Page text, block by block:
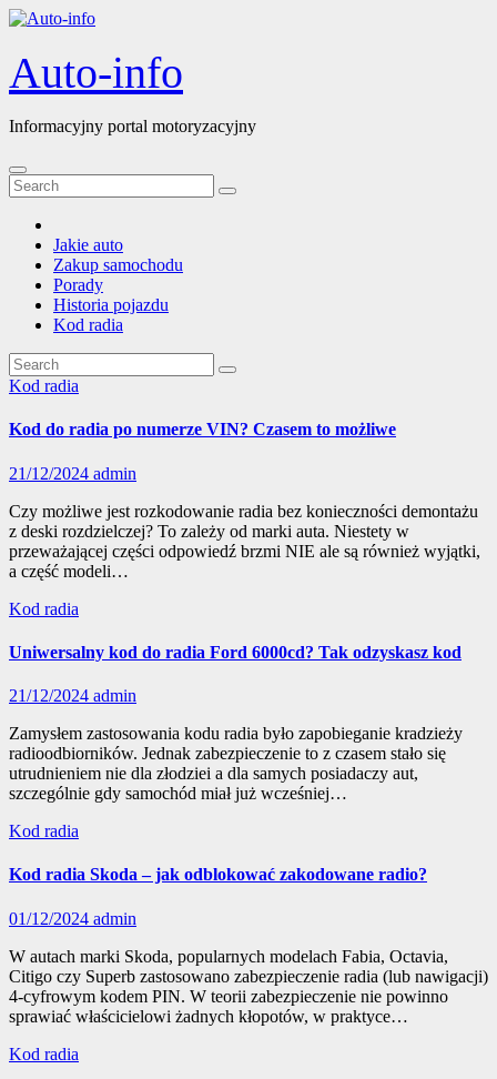
Skip
content
Auto-info
Informacyjny portal motoryzacyjny
Jakie auto
Zakup samochodu
Porady
Historia pojazdu
Kod radia
Kod radia
Kod do radia po numerze VIN? Czasem to możliwe
21/12/2024 admin
Czy możliwe jest rozkodowanie radia bez konieczności demontażu
z deski rozdzielczej? To zależy od marki auta. Niestety w
przeważającej części odpowiedź brzmi NIE ale są również wyjątki,
a część modeli…
Kod radia
Uniwersalny kod do radia Ford 6000cd? Tak odzyskasz kod
21/12/2024 admin
Zamysłem zastosowania kodu radia było zapobieganie kradzieży
radioodbiorników. Jednak zabezpieczenie to z czasem stało się
utrudnieniem nie dla złodziei a dla samych posiadaczy aut,
szczególnie gdy samochód miał już wcześniej…
Kod radia
Kod radia Skoda – jak odblokować zakodowane radio?
01/12/2024 admin
W autach marki Skoda, popularnych modelach Fabia, Octavia,
Citigo czy Superb zastosowano zabezpieczenie radia (lub nawigacji)
4-cyfrowym kodem PIN. W teorii zabezpieczenie nie powinno
sprawiać właścicielowi żadnych kłopotów, w praktyce…
Kod radia